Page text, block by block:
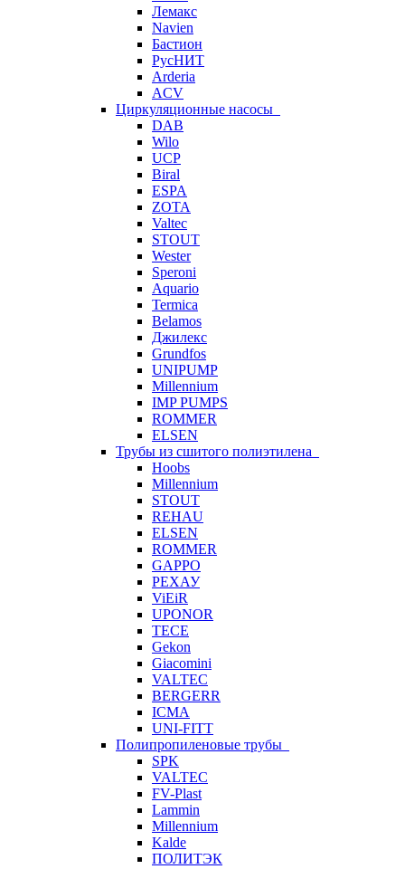
Лемакс
Navien
Бастион
РусНИТ
Arderia
ACV
Циркуляционные насосы
DAB
Wilo
UCP
Biral
ESPA
ZOTA
Valtec
STOUT
Wester
Speroni
Aquario
Termica
Belamos
Джилекс
Grundfos
UNIPUMP
Millennium
IMP PUMPS
ROMMER
ELSEN
Трубы из сшитого полиэтилена
Hoobs
Millennium
STOUT
REHAU
ELSEN
ROMMER
GAPPO
РЕХАУ
ViEiR
UPONOR
TECE
Gekon
Giacomini
VALTEC
BERGERR
ICMA
UNI-FITT
Полипропиленовые трубы
SPK
VALTEC
FV-Plast
Lammin
Millennium
Kalde
ПОЛИТЭК